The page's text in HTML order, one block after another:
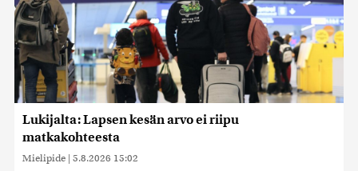
Lukijalta: Lapsen kesän arvo ei riipu
matkakohteesta
Mielipide | 5.8.2026 15:02